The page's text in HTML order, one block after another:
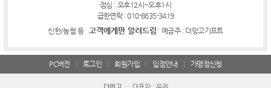
점심 : 오후12시~오후1시
급한연락 : 010-8635-3419
신한/농협 등 고객에게만 알려드림 예금주 : 더망고기프트
PC버전 로그인 회원가입 입점안내 가맹점신청